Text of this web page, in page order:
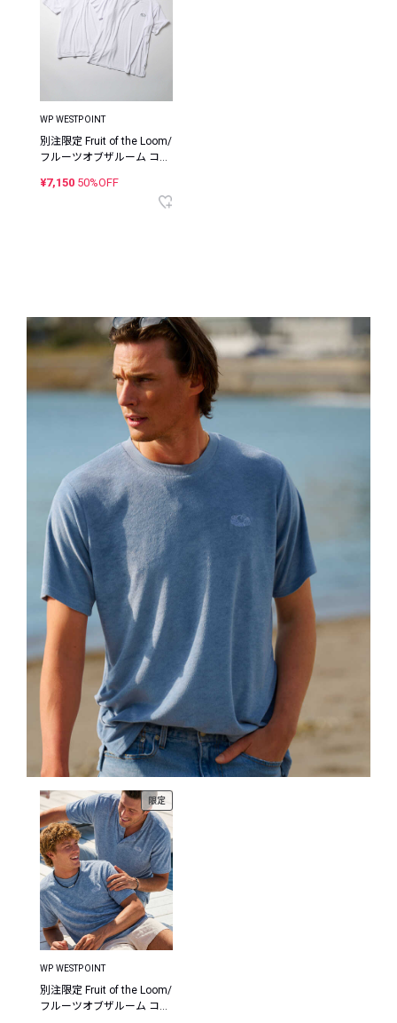
WP WESTPOINT
別注限定 Fruit of the Loom/
フルーツオブザルーム コラ
ンリーネック パックTシャ
¥7,150 50%OFF
限定
WP WESTPOINT
別注限定 Fruit of the Loom/
フルーツオブザルーム コラ